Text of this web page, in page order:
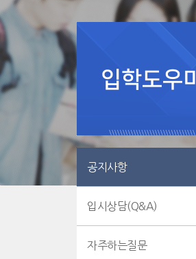
입학도우미
공지사항
입시상담(Q&A)
자주하는질문